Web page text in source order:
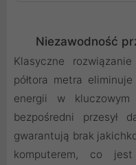
Niezawodność
Klasyczne
półtora metra eliminuje
energii w
bezpośredni przesył
gwarantują brak
komputerem, co